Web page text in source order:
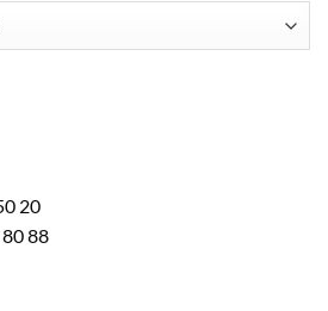
20
88